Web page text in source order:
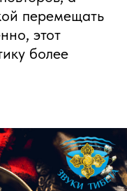
перемещать
этот
более